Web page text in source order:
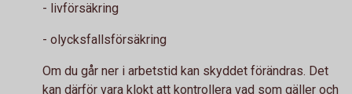
- livförsäkring
- olycksfallsförsäkring
Om du går ner i arbetstid kan skyddet förändras. Det
kan därför vara klokt att kontrollera vad som gäller och